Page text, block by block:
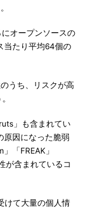
オープンソースの
当たり平均64個の
うち、リスクが高
」も含まれてい
原因になった脆弱
「FREAK」
が含まれているコ
けて大量の個人情